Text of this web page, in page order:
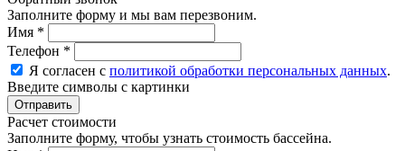
Заполните форму и мы вам перезвоним.
Имя *
Телефон *
Я согласен с политикой обработки персональных данных.
Введите символы с картинки
Расчет стоимости
Заполните форму, чтобы узнать стоимость бассейна.